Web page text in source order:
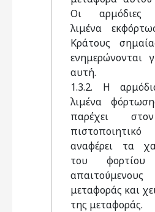
Οι
λιμένα
Κράτους
ενημερώνονται
αυτή.
1.3.2. Η
λιμένα
παρέχει
αναφέρει τα
του
μεταφοράς και
της μεταφοράς.